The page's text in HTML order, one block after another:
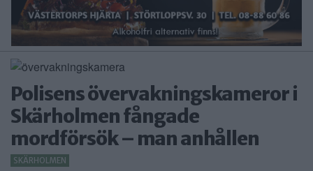
SPORT
ÅSIKTER
KALENDER
KONTAKT
SAMARBETEN
ANNONSERA
Polisens övervakningskameror i
Skärholmen fångade
mordförsök – man anhållen
SKÄRHOLMEN